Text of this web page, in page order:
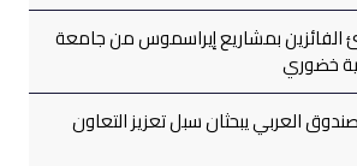
الفائزين بمشاريع إيراسموس من جامعة
خضوري
العربي يبحثان سبل تعزيز التعاون